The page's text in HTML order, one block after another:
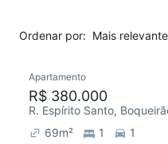
Ordenar por: Mais relevante
Chegou este mês
Apartamento
R$ 380.000
R. Espírito Santo,
69m² 1
1